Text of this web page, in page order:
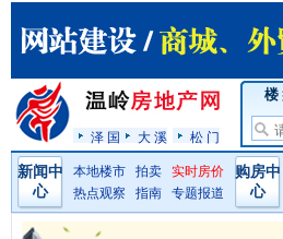
泽 国 大 溪 松 门
楼
新闻中
心
本地楼市 拍卖
实时房价
热点观察
指南 专题报道
购房中
心